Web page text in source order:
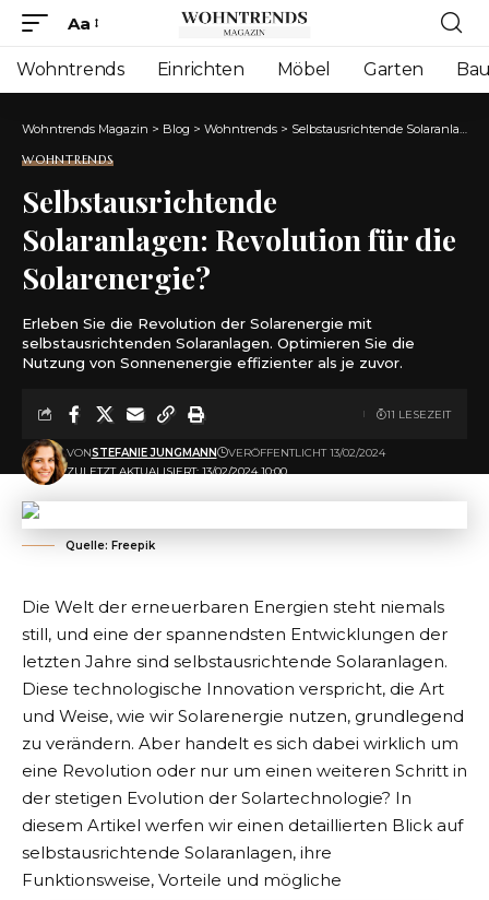
Font
Resizer
Aa
Wohntrends Einrichten Möbel Garten
Wohntrends Magazin > Blog > Wohntrends > Selbstausrichtende Solaranlagen: Revolution für die Solarenergie?
WOHNTRENDS
Selbstausrichtende
Solaranlagen: Revolution für die
Solarenergie?
Erleben Sie die Revolution der Solarenergie mit
selbstausrichtenden Solaranlagen. Optimieren Sie die
Nutzung von Sonnenenergie effizienter als je zuvor.
ZULETZT AKTUALISIERT: 13/02/2024 10:00
VONSTEFANIE JUNGMANN VERÖFFENTLICHT 13/02/2024
11 LESEZEIT
Quelle: Freepik
Die Welt der erneuerbaren Energien steht niemals
still, und eine der spannendsten Entwicklungen der
letzten Jahre sind selbstausrichtende Solaranlagen.
Diese technologische Innovation verspricht, die Art
und Weise, wie wir Solarenergie nutzen, grundlegend
zu verändern. Aber handelt es sich dabei wirklich um
eine Revolution oder nur um einen weiteren Schritt in
der stetigen Evolution der Solartechnologie? In
diesem Artikel werfen wir einen detaillierten Blick auf
selbstausrichtende Solaranlagen, ihre
Funktionsweise, Vorteile und mögliche